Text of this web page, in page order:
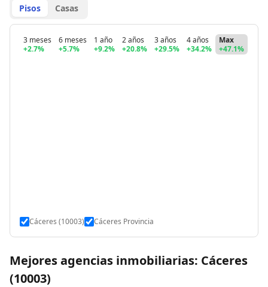
Pisos Casas
3 meses
+2.7%
6 meses
+5.7%
1 año
+9.2%
2 años
+20.8%
3 años
+29.5%
4 años
+34.2%
Max
+47.1%
Cáceres (10003) Cáceres Provincia
Mejores agencias inmobiliarias: Cáceres
(10003)